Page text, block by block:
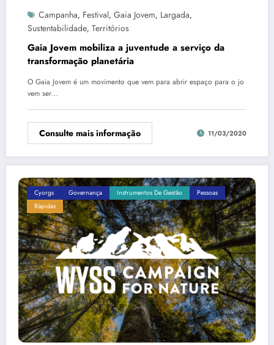
Campanha, Festival, Gaia Jovem, Largada,
Sustentabilidade, Territórios
Gaia Jovem mobiliza a juventude a serviço da
transformação planetária
O Gaia Jovem é um movimento que vem para abrir espaço para o jo
vem ser…
Consulte mais informação 11/03/2020
Cyorgs Governança Instrumentos De Gestão
Pessoas
Rápidas